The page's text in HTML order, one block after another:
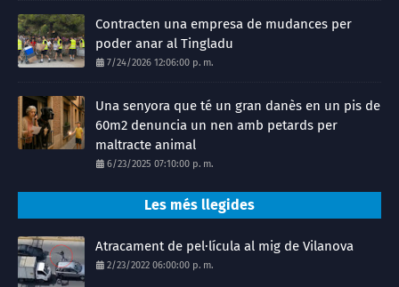
Contracten una empresa de mudances per
poder anar al Tingladu
7/24/2026 12:06:00 p. m.
Una senyora que té un gran danès en un pis de
60m2 denuncia un nen amb petards per
maltracte animal
6/23/2025 07:10:00 p. m.
Les més llegides
Atracament de pel·lícula al mig de Vilanova
2/23/2022 06:00:00 p. m.